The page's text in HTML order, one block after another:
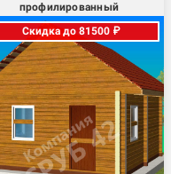
профилированный
Скидка до 81500 ₽